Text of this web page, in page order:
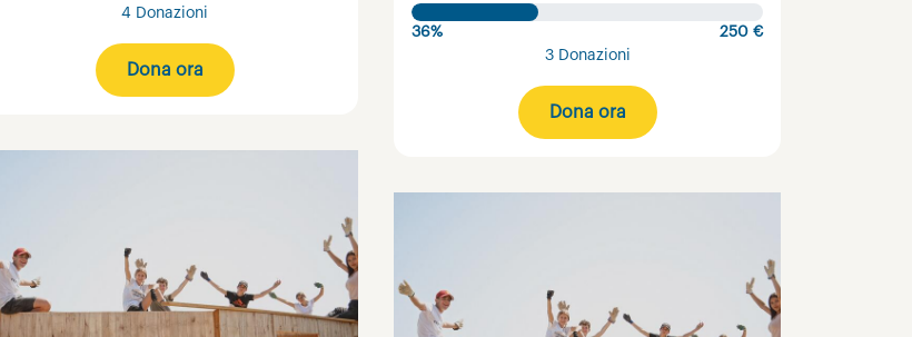
4 Donazioni
Dona ora
36%
250 €
3 Donazioni
Dona ora